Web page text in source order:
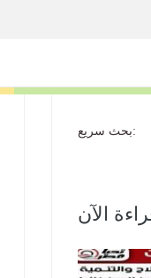
بحث سريع:
الآن